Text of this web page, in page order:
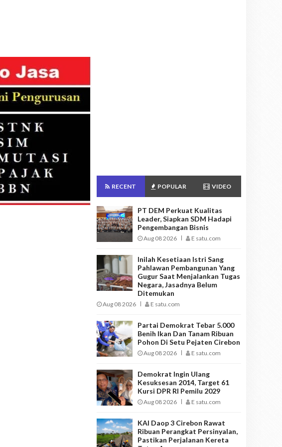
RECENT POPULAR VIDEO
PT DEM Perkuat Kualitas
Leader, Siapkan SDM Hadapi
Pengembangan Bisnis
Aug 08 2026 E satu.com
Inilah Kesetiaan Istri Sang
Pahlawan Pembangunan Yang
Gugur Saat Menjalankan Tugas
Negara, Jasadnya Belum
Ditemukan
Aug 08 2026 E satu.com
Partai Demokrat Tebar 5.000
Benih Ikan Dan Tanam Ribuan
Pohon Di Setu Pejaten Cirebon
Aug 08 2026 E satu.com
Demokrat Ingin Ulang
Kesuksesan 2014, Target 61
Kursi DPR RI Pemilu 2029
Aug 08 2026 E satu.com
KAI Daop 3 Cirebon Rawat
Ribuan Perangkat Persinyalan,
Pastikan Perjalanan Kereta